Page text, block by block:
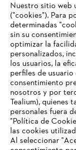
¡No te
E-mail
Nuestro sitio web
("cookies"). Para
determinadas
sin su
optimizar la
personalizados,
los usuarios, la
perfiles de
consentimiento
nosotros y por
Tealium), quienes
personales fuera
"Política de
las cookies
Al seleccionar